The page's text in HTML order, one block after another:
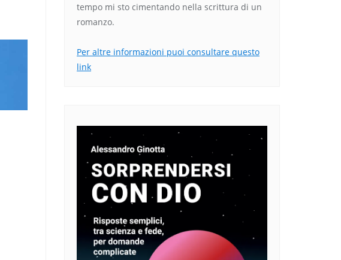
tempo mi sto cimentando nella scrittura di un
romanzo.
Per altre informazioni puoi consultare questo
link